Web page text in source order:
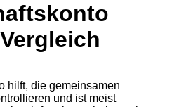
hilft, die gemeinsamen
und ist meist